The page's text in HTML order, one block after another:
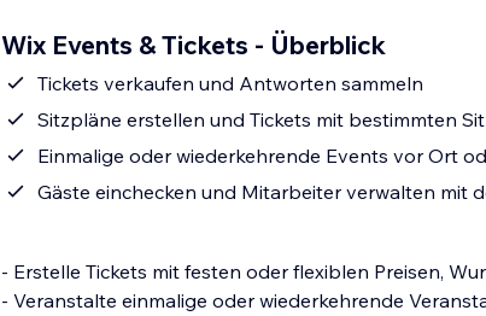
Wix Events & Tickets - Überblick
Tickets verkaufen und Antworten sammeln
Sitzpläne erstellen und Tickets mit bestimmten
Einmalige oder wiederkehrende Events vor Ort
Gäste einchecken und Mitarbeiter verwalten mit
- Erstelle Tickets mit festen oder flexiblen Preisen,
- Veranstalte einmalige oder wiederkehrende